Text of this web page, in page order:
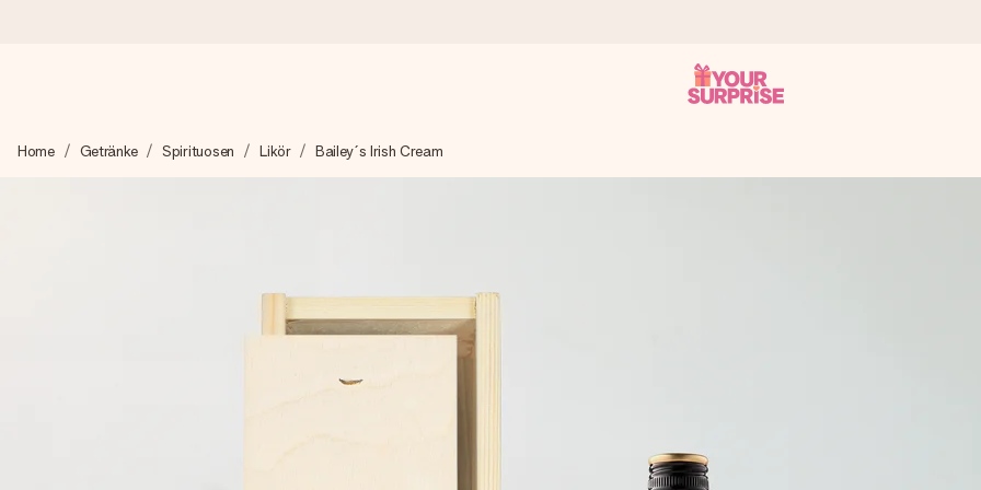
Wir bereiten dein Geschenk sorgfältig vor und schicken es blitzschnell – damit du es genau zum richtigen Zeitpunkt überreichen
Mit Liebe gemacht, im Handumdrehen
Home Getränke Spirituosen Likör Bailey´s Irish Cream